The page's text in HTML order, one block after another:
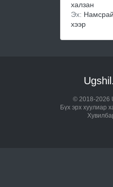
халзан
Эх:
хээр
© 2018-2026
Бүх эрх хуулиар